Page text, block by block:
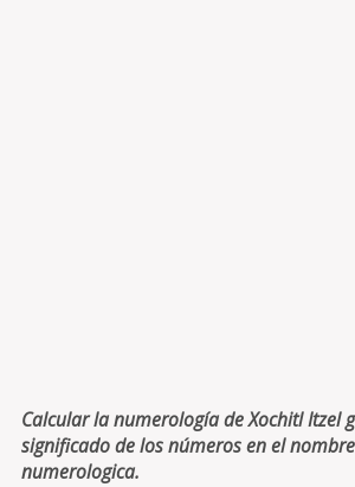
Calcular la numerología de Xochitl Itzel
significado de los números en el
numerologica.